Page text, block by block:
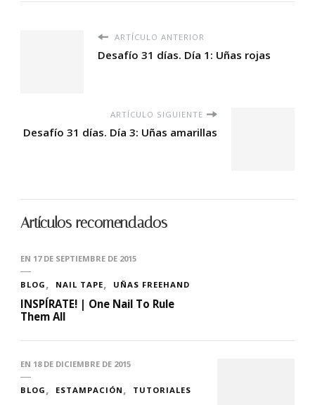
ARTÍCULO ANTERIOR
Desafío 31 días. Día 1: Uñas rojas
ARTÍCULO SIGUIENTE
Desafío 31 días. Día 3: Uñas amarillas
Artículos recomendados
EN 17 DE SEPTIEMBRE DE 2015
BLOG NAIL TAPE UÑAS FREEHAND
INSPÍRATE! | One Nail To Rule
Them All
EN 18 DE DICIEMBRE DE 2015
BLOG ESTAMPACIÓN TUTORIALES